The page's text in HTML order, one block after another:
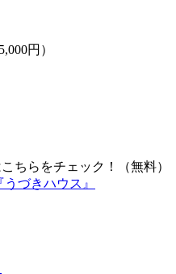
円）
ちらをチェック！（無料）